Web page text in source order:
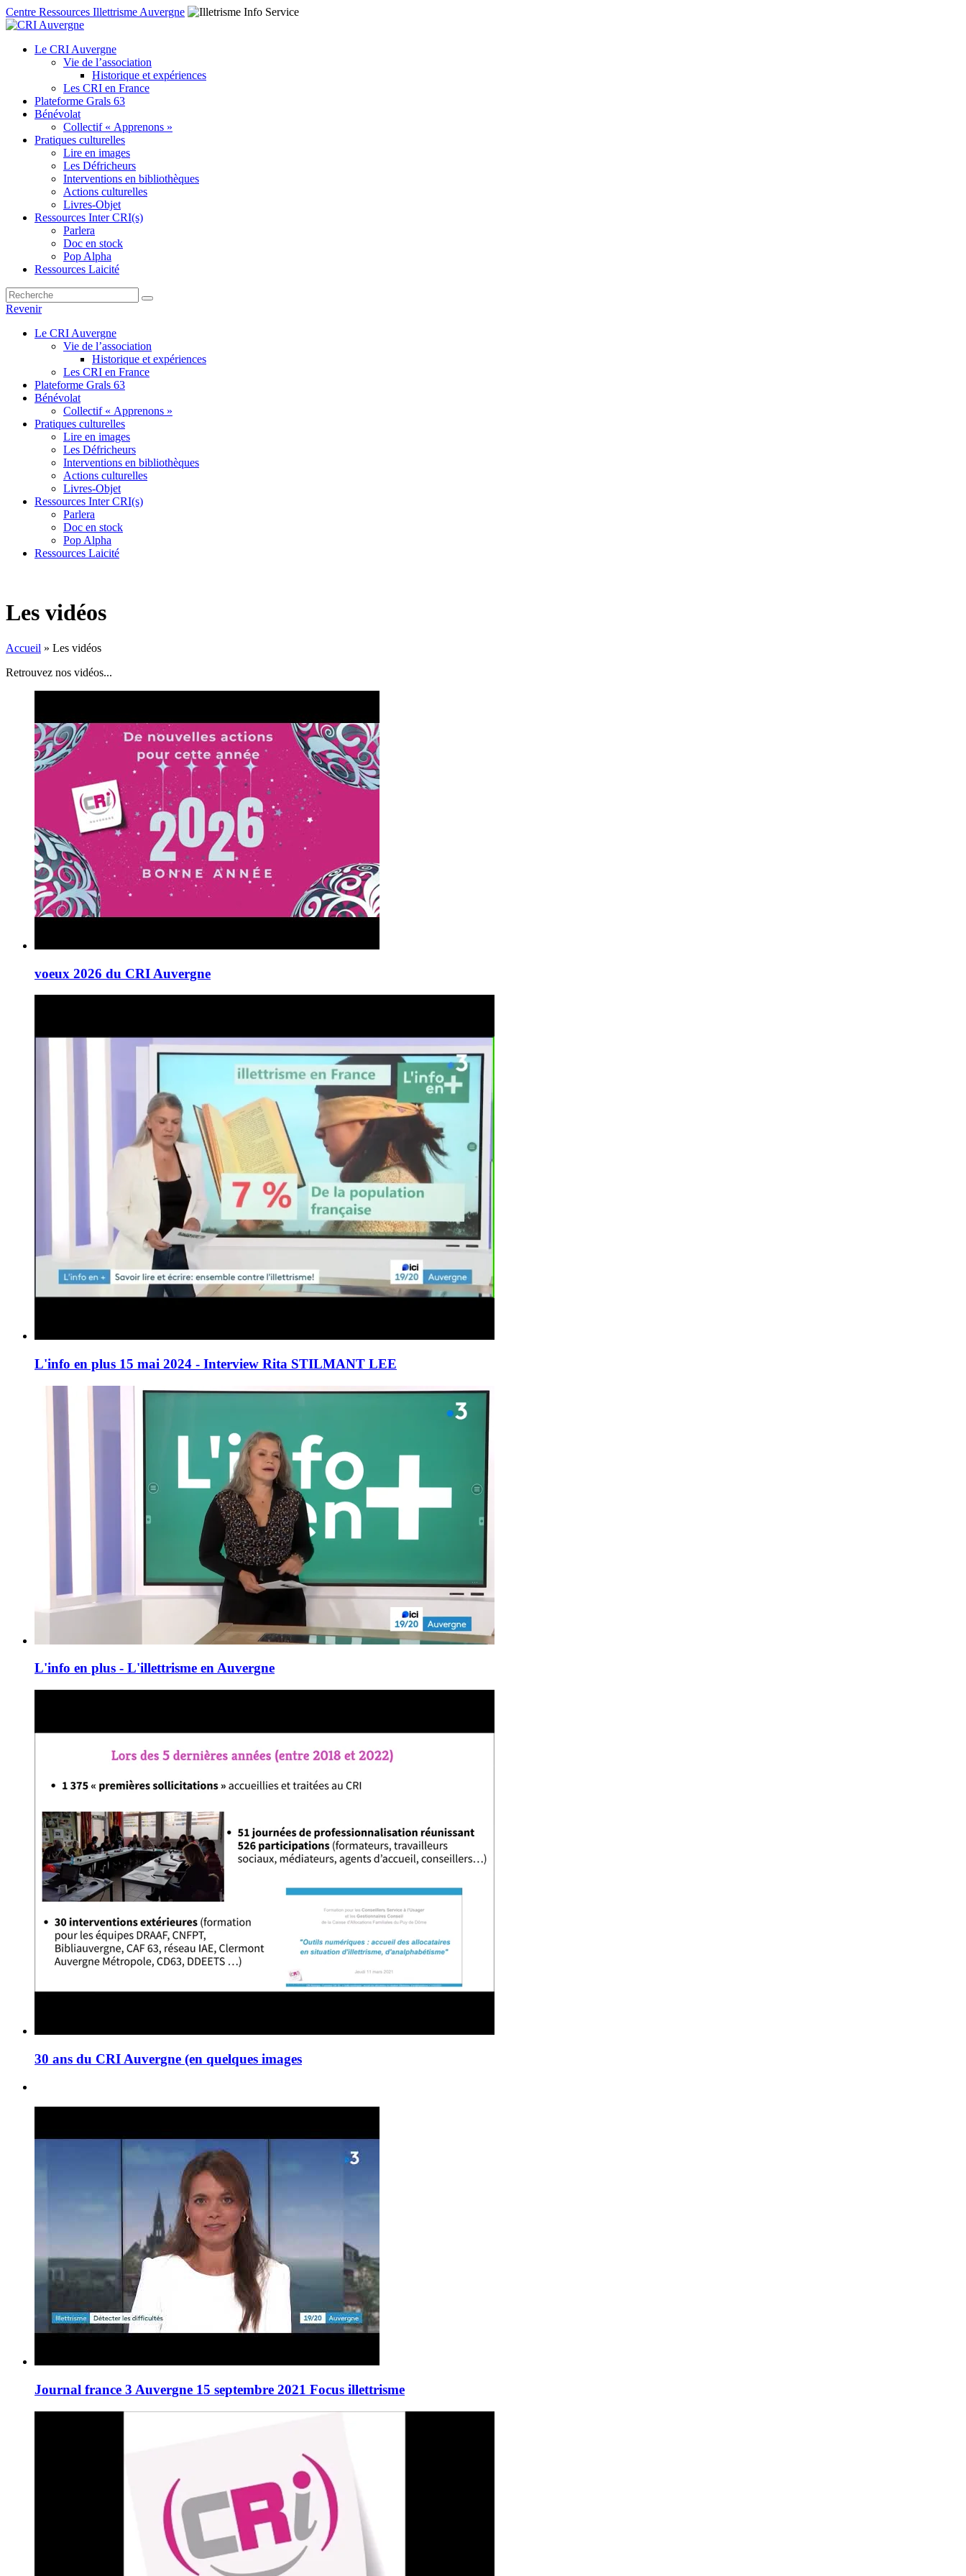
Centre Ressources Illettrisme Auvergne
Le CRI Auvergne
Vie de l’association
Historique et expériences
Les CRI en France
Plateforme Grals 63
Bénévolat
Collectif « Apprenons »
Pratiques culturelles
Lire en images
Les Défricheurs
Interventions en bibliothèques
Actions culturelles
Livres-Objet
Ressources Inter CRI(s)
Parlera
Doc en stock
Pop Alpha
Ressources Laicité
Revenir
Le CRI Auvergne
Vie de l’association
Historique et expériences
Les CRI en France
Plateforme Grals 63
Bénévolat
Collectif « Apprenons »
Pratiques culturelles
Lire en images
Les Défricheurs
Interventions en bibliothèques
Actions culturelles
Livres-Objet
Ressources Inter CRI(s)
Parlera
Doc en stock
Pop Alpha
Ressources Laicité
Les vidéos
Accueil » Les vidéos
Retrouvez nos vidéos...
voeux 2026 du CRI Auvergne
L'info en plus 15 mai 2024 - Interview Rita STILMANT LEE
L'info en plus - L'illettrisme en Auvergne
30 ans du CRI Auvergne (en quelques images
Journal france 3 Auvergne 15 septembre 2021 Focus illettrisme